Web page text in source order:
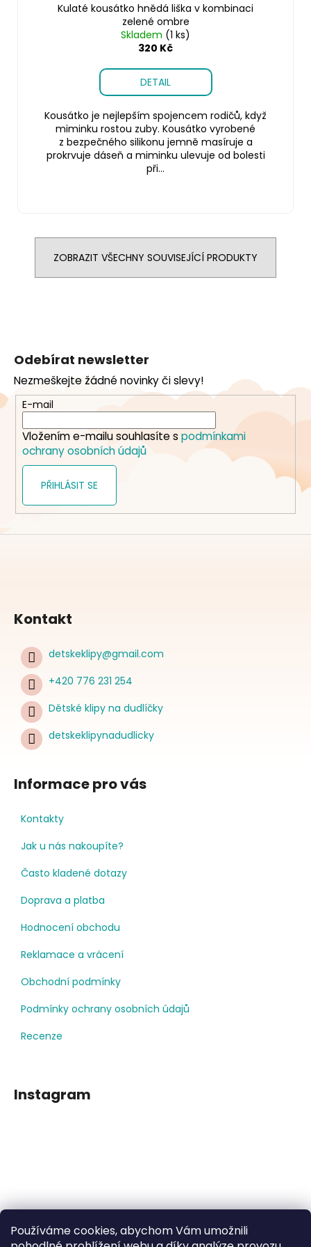
Používáme cookies, abychom Vám umožnili
Kulaté kousátko hnědá liška v kombinaci
zelené ombre
Skladem (1 ks)
320 Kč
DETAIL
Kousátko je nejlepším spojencem rodičů, když
miminku rostou zuby. Kousátko vyrobené
z bezpečného silikonu jemně masíruje a
prokrvuje dáseň a miminku ulevuje od bolesti
při...
ZOBRAZIT VŠECHNY SOUVISEJÍCÍ PRODUKTY
a
t
Odebírat newsletter
Nezmeškejte žádné novinky či slevy!
E-mail
Vložením e-mailu souhlasíte s podmínkami
ochrany osobních údajů
PŘIHLÁSIT SE
Kontakt
detskeklipy@gmail.com
+420 776 231 254
Dětské klipy na dudlíčky
detskeklipynadudlicky
Informace pro vás
Kontakty
Jak u nás nakoupíte?
Často kladené dotazy
Doprava a platba
Hodnocení obchodu
Reklamace a vrácení
Obchodní podmínky
Podmínky ochrany osobních údajů
Recenze
Instagram
Sledovat na Instagramu